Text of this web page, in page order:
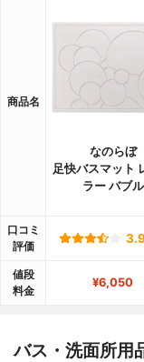
商品名
なのらぼ
足快バスマット
ラー バブル
口コミ
評価
値段
料金
¥6,050
バス・洗面所用